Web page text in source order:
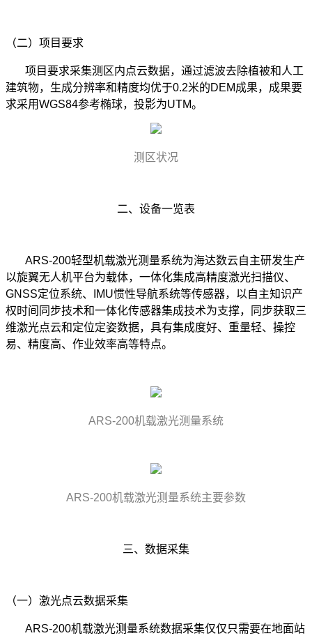
（二）项目要求
项目要求采集测区内点云数据，通过滤波去除植被和人工
建筑物，生成分辨率和精度均优于0.2米的DEM成果，成果要
求采用WGS84参考椭球，投影为UTM。
测区状况
二、设备一览表
ARS-200轻型机载激光测量系统为海达数云自主研发生产
以旋翼无人机平台为载体，一体化集成高精度激光扫描仪、
GNSS定位系统、IMU惯性导航系统等传感器，以自主知识产
权时间同步技术和一体化传感器集成技术为支撑，同步获取三
维激光点云和定位定姿数据，具有集成度好、重量轻、操控
易、精度高、作业效率高等特点。
ARS-200机载激光测量系统
ARS-200机载激光测量系统主要参数
三、数据采集
（一）激光点云数据采集
ARS-200机载激光测量系统数据采集仅仅只需要在地面站